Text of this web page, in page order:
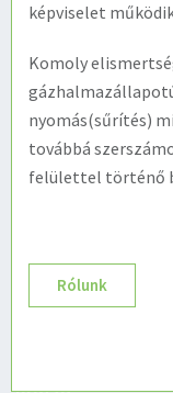
képviselet
Komoly
nyomás(sűrítés)
továbbá
felülettel történő
Rólunk